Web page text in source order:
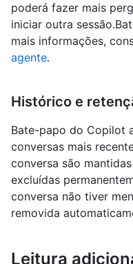
poderá fazer mais
iniciar outra
mais informações,
agente.
Histórico e
Bate-papo do Copilot
conversas mais
conversa são
excluídas
conversa não tiver
removida
Leitura